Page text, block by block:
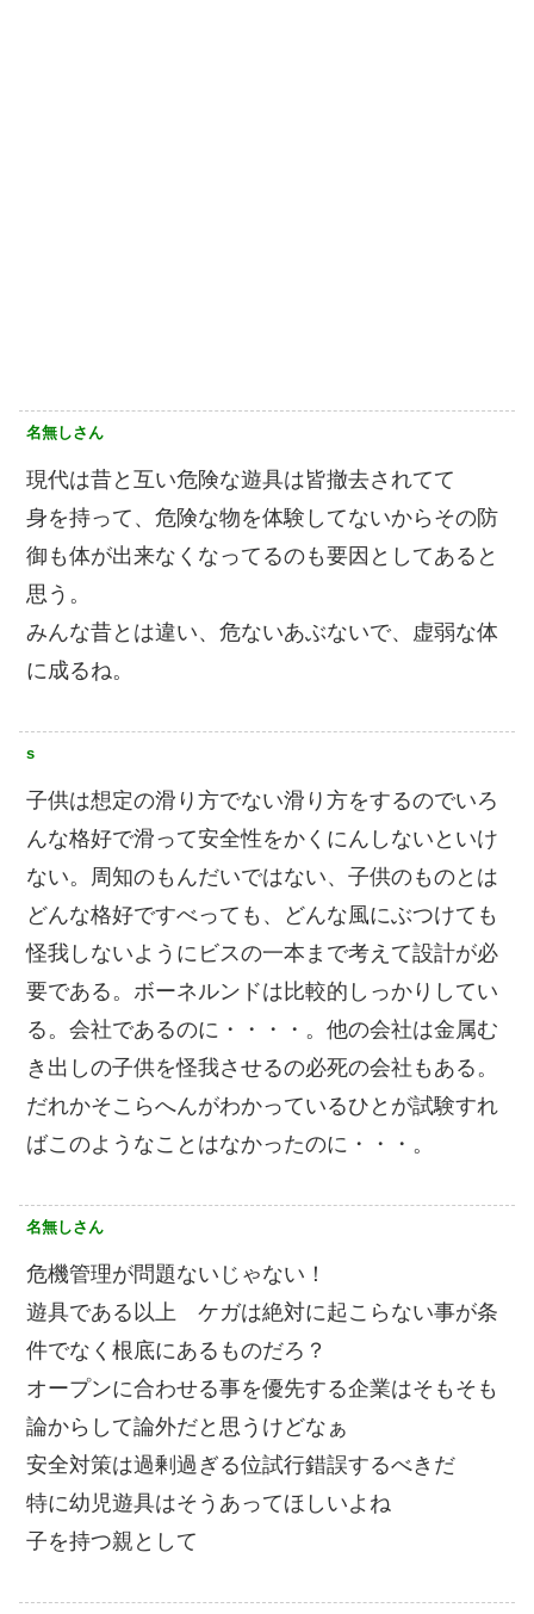
名無しさん
現代は昔と互い危険な遊具は皆撤去されてて
身を持って、危険な物を体験してないからその防
御も体が出来なくなってるのも要因としてあると
思う。
みんな昔とは違い、危ないあぶないで、虚弱な体
に成るね。
s
子供は想定の滑り方でない滑り方をするのでいろ
んな格好で滑って安全性をかくにんしないといけ
ない。周知のもんだいではない、子供のものとは
どんな格好ですべっても、どんな風にぶつけても
怪我しないようにビスの一本まで考えて設計が必
要である。ボーネルンドは比較的しっかりしてい
る。会社であるのに・・・・。他の会社は金属む
き出しの子供を怪我させるの必死の会社もある。
だれかそこらへんがわかっているひとが試験すれ
ばこのようなことはなかったのに・・・。
名無しさん
危機管理が問題ないじゃない！
遊具である以上 ケガは絶対に起こらない事が条
件でなく根底にあるものだろ？
オープンに合わせる事を優先する企業はそもそも
論からして論外だと思うけどなぁ
安全対策は過剰過ぎる位試行錯誤するべきだ
特に幼児遊具はそうあってほしいよね
子を持つ親として